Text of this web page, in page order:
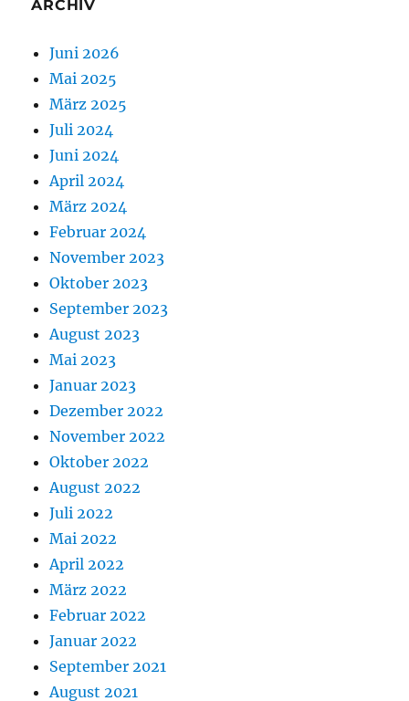
ARCHIV
Juni 2026
Mai 2025
März 2025
Juli 2024
Juni 2024
April 2024
März 2024
Februar 2024
November 2023
Oktober 2023
September 2023
August 2023
Mai 2023
Januar 2023
Dezember 2022
November 2022
Oktober 2022
August 2022
Juli 2022
Mai 2022
April 2022
März 2022
Februar 2022
Januar 2022
September 2021
August 2021